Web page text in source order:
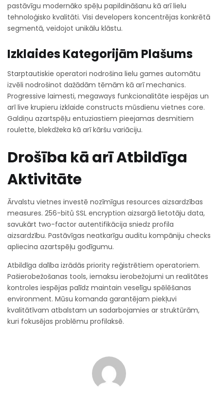
pastāvīgu modernāko spēļu papildināšanu kā arī lielu
tehnoloģisko kvalitāti. Visi developers koncentrējas konkrētā
segmentā, veidojot unikālu klāstu.
Izklaides Kategorijām Plašums
Starptautiskie operatori nodrošina lielu games automātu
izvēli nodrošinot dažādām tēmām kā arī mechanics.
Progressive laimesti, megaways funkcionalitāte iespējas un
arī live krupieru izklaide constructs mūsdienu vietnes core.
Galdiņu azartspēļu entuziastiem pieejamas desmitiem
roulette, blekdžeka kā arī kāršu variāciju.
Drošība kā arī Atbildīga
Aktivitāte
Ārvalstu vietnes investē nozīmīgus resources aizsardzības
measures. 256-bitů SSL encryption aizsargā lietotāju data,
savukārt two-factor autentifikācija sniedz profila
aizsardzību. Pastāvīgas neatkarīgu auditu kompāniju checks
apliecina azartspēļu godīgumu.
Atbildīga dalība izrādās priority reģistrētiem operatoriem.
Pašierobežošanas tools, iemaksu ierobežojumi un realitātes
kontroles iespējas palīdz maintain veselīgu spēlēšanas
environment. Mūsu komanda garantējam piekļuvi
kvalitātīvam atbalstam un sadarbojamies ar struktūrām,
kuri fokusējas problēmu profilaksē.